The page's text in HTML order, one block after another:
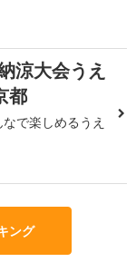
涼大会うえ
都
で楽しめるうえ
ング